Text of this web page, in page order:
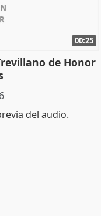
00:25
de Honor